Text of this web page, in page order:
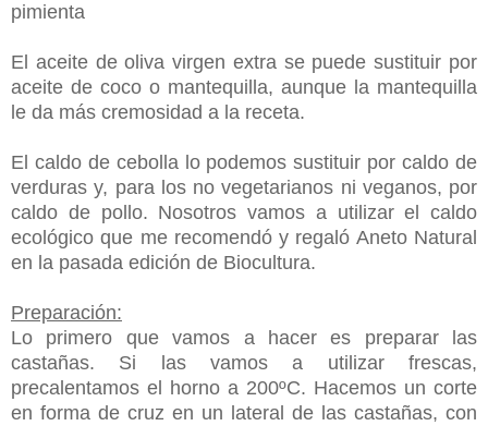
pimienta
El aceite de oliva virgen extra se puede sustituir por
aceite de coco o mantequilla, aunque la mantequilla
le da más cremosidad a la receta.
El caldo de cebolla lo podemos sustituir por caldo de
verduras y, para los no vegetarianos ni veganos, por
caldo de pollo. Nosotros vamos a utilizar el caldo
ecológico que me recomendó y regaló Aneto Natural
en la pasada edición de Biocultura.
Preparación:
Lo primero que vamos a hacer es preparar las
castañas. Si las vamos a utilizar frescas,
precalentamos el horno a 200ºC. Hacemos un corte
en forma de cruz en un lateral de las castañas, con